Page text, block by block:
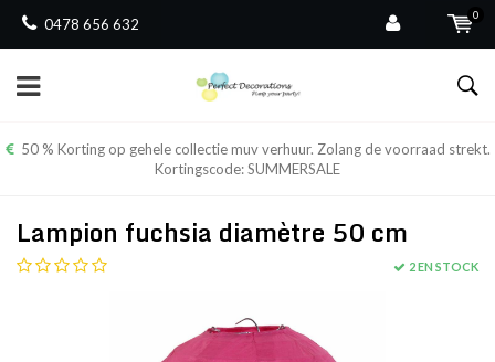
0478 656 632
0
50 % Korting op gehele collectie muv verhuur. Zolang de voorraad strekt.
Kortingscode: SUMMERSALE
Lampion fuchsia diamètre 50 cm
2 EN STOCK